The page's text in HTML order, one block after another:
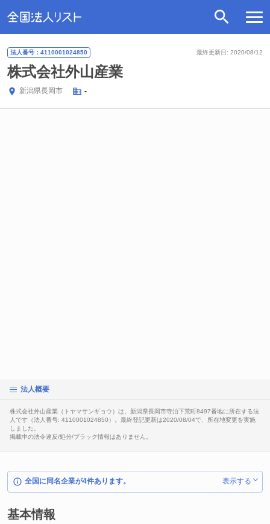
最終更新日: 2020/08/12
法人番号：4110001024850
株式会社外山産業
新潟県長岡市 -
法人概要
株式会社外山産業（トヤマサンギョウ）は、新潟県長岡市寺泊下荒町8497番地に所在する法
人です（法人番号: 4110001024850）。最終登記更新は2020/08/04で、所在地変更を実施
しました。
掲載中の法令違反/処分/ブラック情報はありません。
全国に同名企業が4件あります。 表示する
基本情報